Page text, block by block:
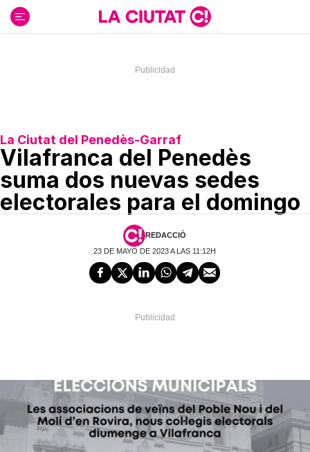
contenido
La Ciutat del Penedès-Garraf
Vilafranca del Penedès
suma dos nuevas sedes
electorales para el domingo
REDACCIÓ
23 DE MAYO DE 2023 A LAS 11:12H